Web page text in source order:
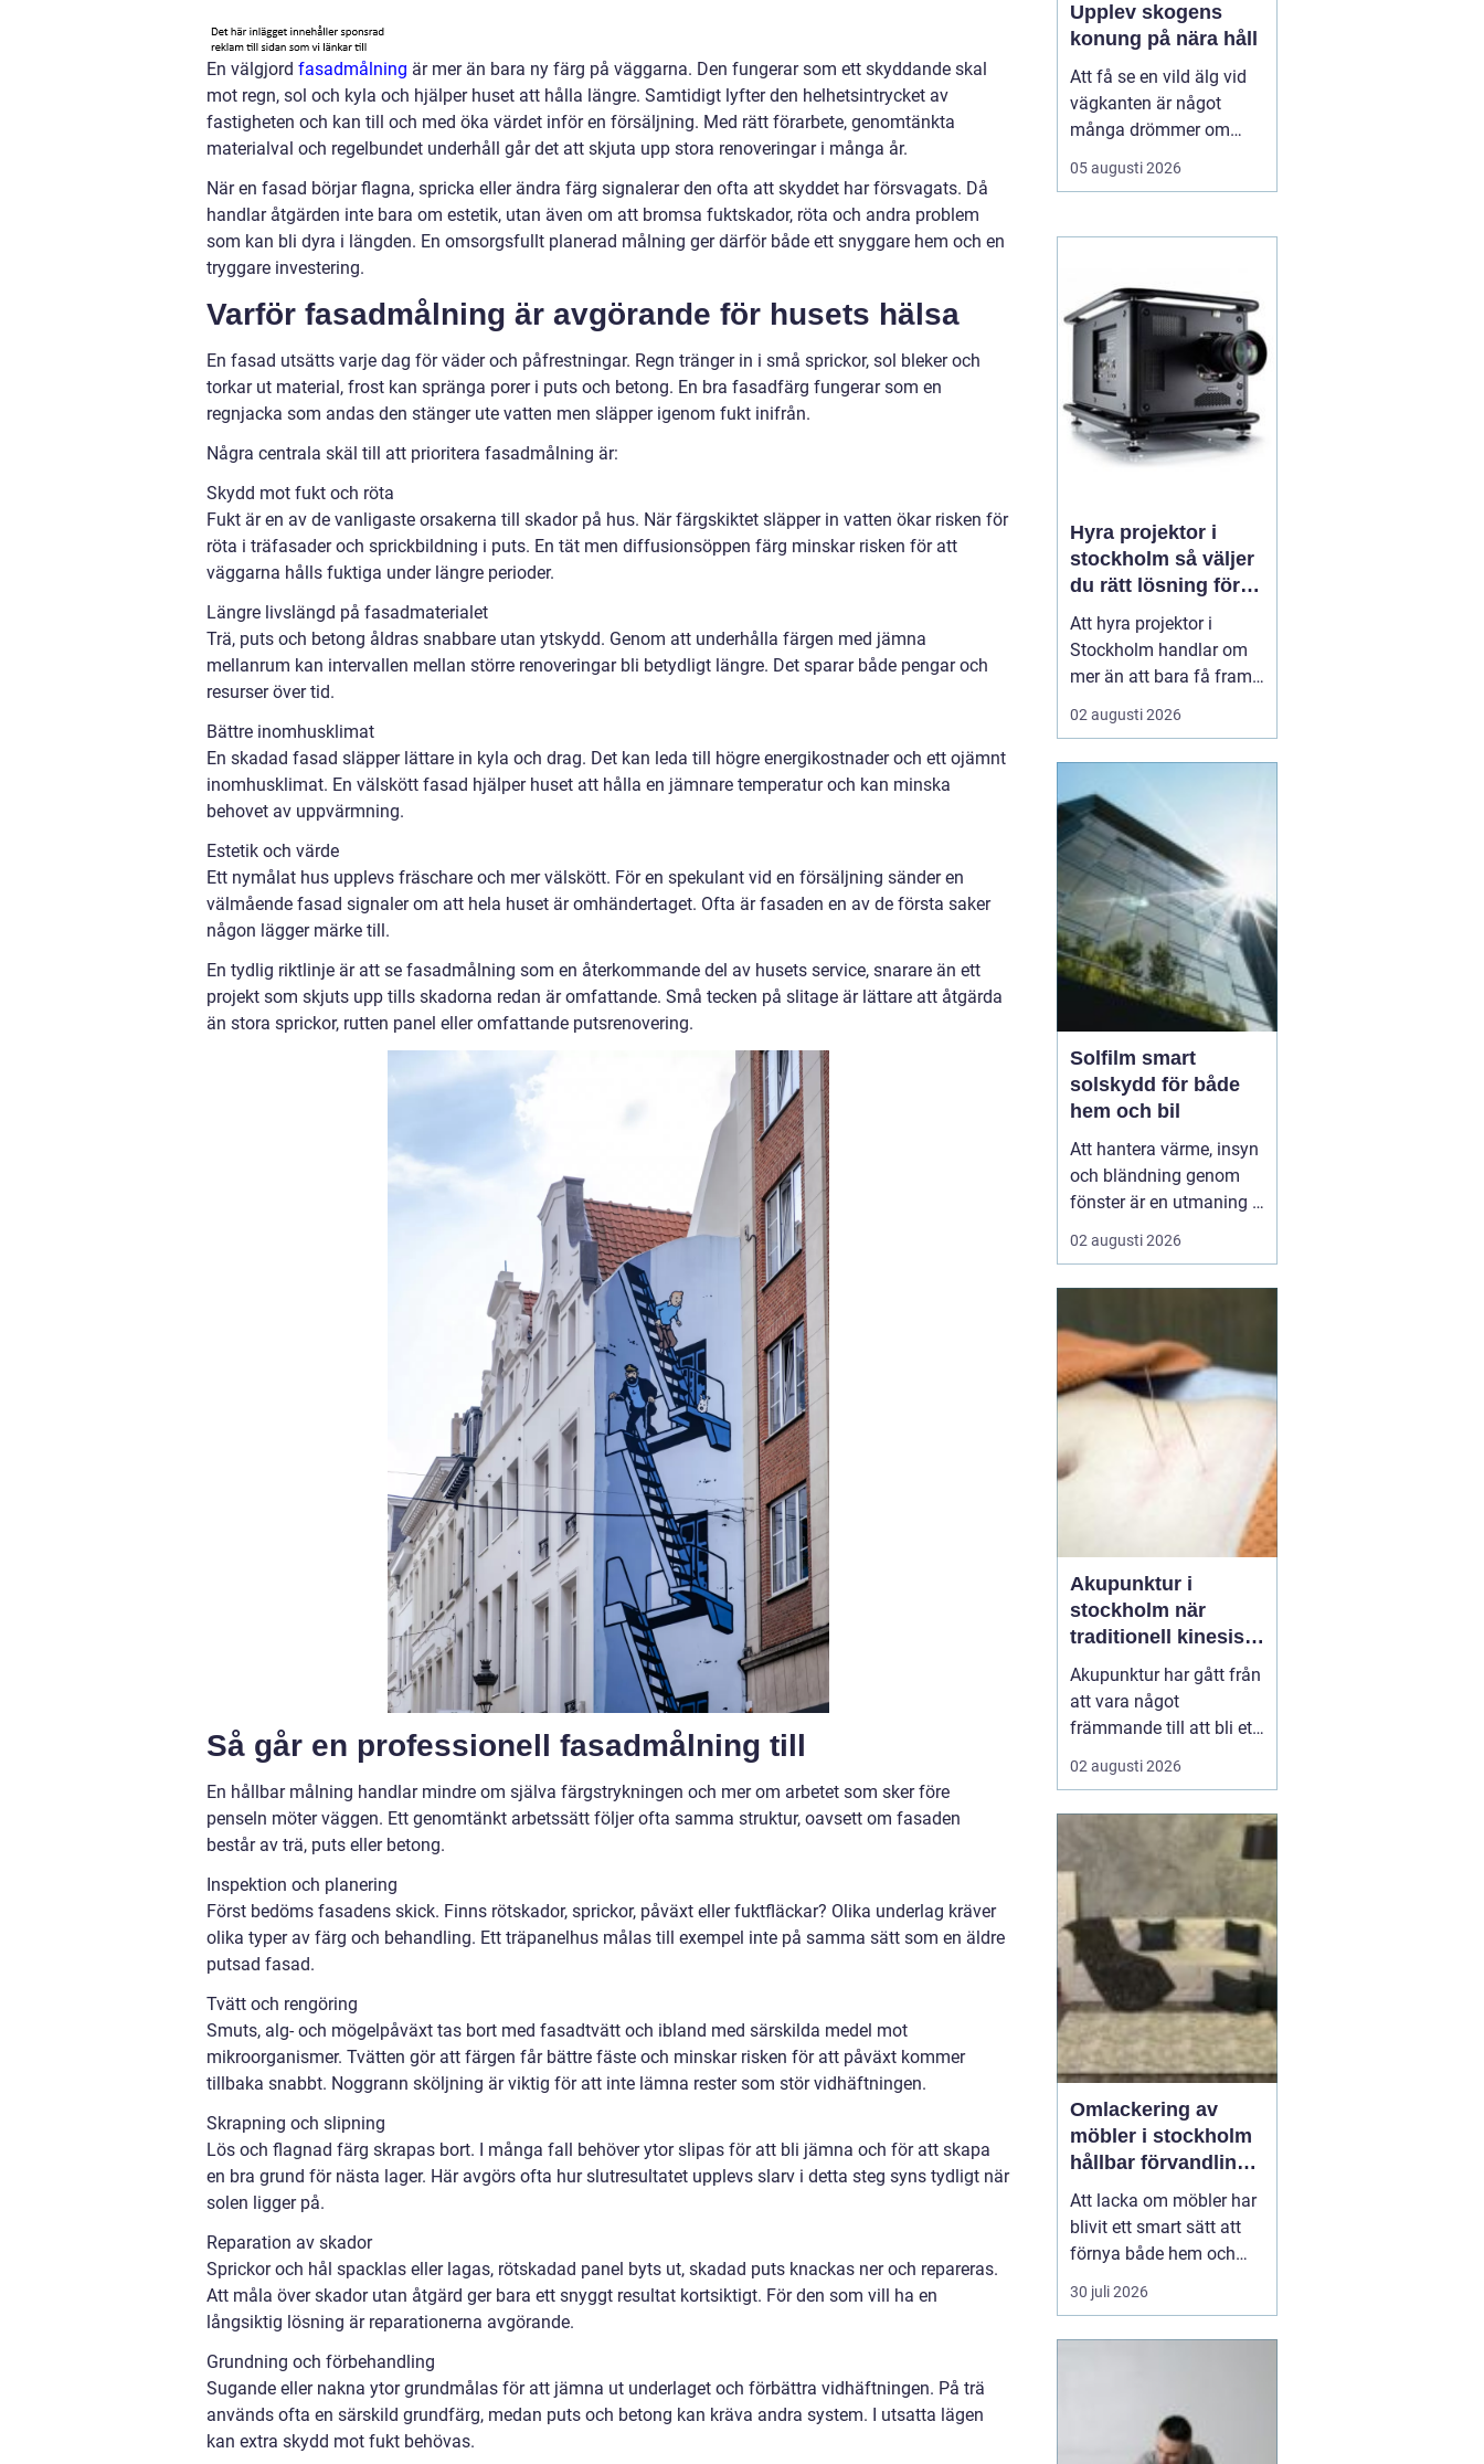
En välgjord fasadmålning är mer än bara ny färg på väggarna. Den fungerar som ett skyddande skal
mot regn, sol och kyla och hjälper huset att hålla längre. Samtidigt lyfter den helhetsintrycket av
fastigheten och kan till och med öka värdet inför en försäljning. Med rätt förarbete, genomtänkta
materialval och regelbundet underhåll går det att skjuta upp stora renoveringar i många år.
När en fasad börjar flagna, spricka eller ändra färg signalerar den ofta att skyddet har försvagats. Då
handlar åtgärden inte bara om estetik, utan även om att bromsa fuktskador, röta och andra problem
som kan bli dyra i längden. En omsorgsfullt planerad målning ger därför både ett snyggare hem och en
tryggare investering.
Varför fasadmålning är avgörande för husets hälsa
En fasad utsätts varje dag för väder och påfrestningar. Regn tränger in i små sprickor, sol bleker och
torkar ut material, frost kan spränga porer i puts och betong. En bra fasadfärg fungerar som en
regnjacka som andas den stänger ute vatten men släpper igenom fukt inifrån.
Några centrala skäl till att prioritera fasadmålning är:
Skydd mot fukt och röta
Fukt är en av de vanligaste orsakerna till skador på hus. När färgskiktet släpper in vatten ökar risken för
röta i träfasader och sprickbildning i puts. En tät men diffusionsöppen färg minskar risken för att
väggarna hålls fuktiga under längre perioder.
Längre livslängd på fasadmaterialet
Trä, puts och betong åldras snabbare utan ytskydd. Genom att underhålla färgen med jämna
mellanrum kan intervallen mellan större renoveringar bli betydligt längre. Det sparar både pengar och
resurser över tid.
Bättre inomhusklimat
En skadad fasad släpper lättare in kyla och drag. Det kan leda till högre energikostnader och ett ojämnt
inomhusklimat. En välskött fasad hjälper huset att hålla en jämnare temperatur och kan minska
behovet av uppvärmning.
Estetik och värde
Ett nymålat hus upplevs fräschare och mer välskött. För en spekulant vid en försäljning sänder en
välmående fasad signaler om att hela huset är omhändertaget. Ofta är fasaden en av de första saker
någon lägger märke till.
En tydlig riktlinje är att se fasadmålning som en återkommande del av husets service, snarare än ett
projekt som skjuts upp tills skadorna redan är omfattande. Små tecken på slitage är lättare att åtgärda
än stora sprickor, rutten panel eller omfattande putsrenovering.
Så går en professionell fasadmålning till
En hållbar målning handlar mindre om själva färgstrykningen och mer om arbetet som sker före
penseln möter väggen. Ett genomtänkt arbetssätt följer ofta samma struktur, oavsett om fasaden
består av trä, puts eller betong.
Inspektion och planering
Först bedöms fasadens skick. Finns rötskador, sprickor, påväxt eller fuktfläckar? Olika underlag kräver
olika typer av färg och behandling. Ett träpanelhus målas till exempel inte på samma sätt som en äldre
putsad fasad.
Tvätt och rengöring
Smuts, alg- och mögelpåväxt tas bort med fasadtvätt och ibland med särskilda medel mot
mikroorganismer. Tvätten gör att färgen får bättre fäste och minskar risken för att påväxt kommer
tillbaka snabbt. Noggrann sköljning är viktig för att inte lämna rester som stör vidhäftningen.
Skrapning och slipning
Lös och flagnad färg skrapas bort. I många fall behöver ytor slipas för att bli jämna och för att skapa
en bra grund för nästa lager. Här avgörs ofta hur slutresultatet upplevs slarv i detta steg syns tydligt när
solen ligger på.
Reparation av skador
Sprickor och hål spacklas eller lagas, rötskadad panel byts ut, skadad puts knackas ner och repareras.
Att måla över skador utan åtgärd ger bara ett snyggt resultat kortsiktigt. För den som vill ha en
långsiktig lösning är reparationerna avgörande.
Grundning och förbehandling
Sugande eller nakna ytor grundmålas för att jämna ut underlaget och förbättra vidhäftningen. På trä
används ofta en särskild grundfärg, medan puts och betong kan kräva andra system. I utsatta lägen
kan extra skydd mot fukt behövas.
Upplev skogens
konung på nära håll
Att få se en vild älg vid
vägkanten är något
många drömmer om
inför en resa till Sverige.
I verkligheten är chansen
den som bara är här
05 augusti 2026
Hyra projektor i
stockholm så väljer
du rätt lösning för
ditt event
Att hyra projektor i
Stockholm handlar om
mer än att bara få fram
en stor bild på en duk.
En bra
landar tydligt hos
publiken eller försvinner i
suddig bild, dålig
kontrast och stressade
teknikstrul. Med r...
02 augusti 2026
Solfilm smart
solskydd för både
hem och bil
Att hantera värme, insyn
och bländning genom
fönster är en utmaning i
många svenska hem,
kontor och bilar. Allt fler
komplement eller
alternativ till tradi...
02 augusti 2026
Akupunktur i
stockholm när
traditionell kinesisk
medicin möter
modern vardag
Akupunktur har gått från
att vara något
främmande till att bli ett
självklart val för många
som söker en naturlig
fler i Stockholm vill
förstå hur tunna nålar
kan påverka sömn,
smärta, mage, fertilitet
och stress. Samtidigt u...
02 augusti 2026
Omlackering av
möbler i stockholm
hållbar förvandling
av hem och kontor
Att lacka om möbler har
blivit ett smart sätt att
förnya både hem och
kontor utan att köpa
nytt. Många i Stockholm
30 juli 2026